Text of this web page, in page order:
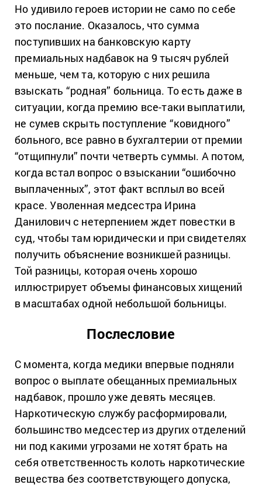
Но удивило героев истории не само по себе
это послание. Оказалось, что сумма
поступивших на банковскую карту
премиальных надбавок на 9 тысяч рублей
меньше, чем та, которую с них решила
взыскать “родная” больница. То есть даже в
ситуации, когда премию все-таки выплатили,
не сумев скрыть поступление “ковидного”
больного, все равно в бухгалтерии от премии
“отщипнули” почти четверть суммы. А потом,
когда встал вопрос о взыскании “ошибочно
выплаченных”, этот факт всплыл во всей
красе. Уволенная медсестра Ирина
Данилович с нетерпением ждет повестки в
суд, чтобы там юридически и при свидетелях
получить объяснение возникшей разницы.
Той разницы, которая очень хорошо
иллюстрирует объемы финансовых хищений
в масштабах одной небольшой больницы.
Послесловие
С момента, когда медики впервые подняли
вопрос о выплате обещанных премиальных
надбавок, прошло уже девять месяцев.
Наркотическую службу расформировали,
большинство медсестер из других отделений
ни под какими угрозами не хотят брать на
себя ответственность колоть наркотические
вещества без соответствующего допуска,